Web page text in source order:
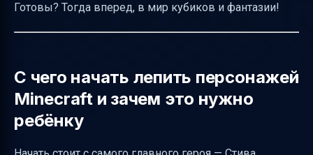
Какие предметы и растения добавить после
персонажей
мира всей семьёй
Подбор персонажей для разных возрастов
Животные Minecraft для лепки и принципы
Готовы? Тогда вперед, в мир кубиков и фантазии!
С чего начать лепить персонажей
Minecraft и зачем это нужно
ребёнку